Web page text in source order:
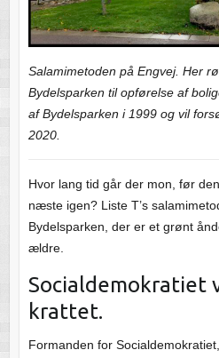
Salamimetoden på Engvej. Her
Bydelsparken til opførelse af
af Bydelsparken i 1999 og vil
2020.
Hvor lang tid går der mon, før
næste igen? Liste T’s
Bydelsparken, der er et grønt
ældre.
Socialdemokratiet
krattet.
Formanden for